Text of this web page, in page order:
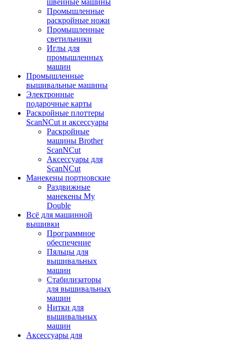
швейные машины
Промышленные
раскройные ножи
Промышленные
светильники
Иглы для
промышленных
машин
Промышленные
вышивальные машины
Электронные
подарочные карты
Раскройные плоттеры
ScanNCut и аксессуары
Раскройные
машины Brother
ScanNCut
Аксессуары для
ScanNCut
Манекены портновские
Раздвижные
манекены My
Double
Всё для машинной
вышивки
Программное
обеспечение
Пяльцы для
вышивальных
машин
Стабилизаторы
для вышивальных
машин
Нитки для
вышивальных
машин
Аксессуары для